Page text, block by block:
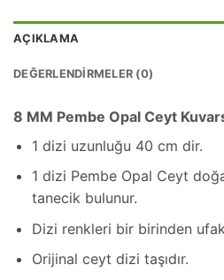
AÇIKLAMA
DEĞERLENDIRMELER (0)
8 MM Pembe Opal Ceyt
1 dizi uzunluğu 40 cm dir.
1 dizi Pembe Opal Ceyt
tanecik bulunur.
Dizi renkleri bir birinden
Orijinal ceyt dizi taşıdır.